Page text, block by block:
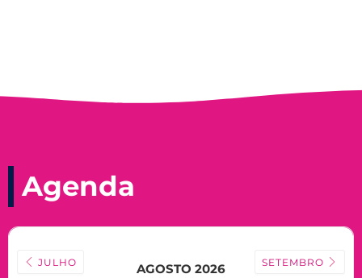
Agenda
JULHO AGOSTO 2026 SETEMBRO